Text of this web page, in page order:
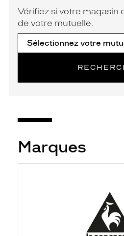
Vérifiez si votre magasin
de votre mutuelle.
Marques